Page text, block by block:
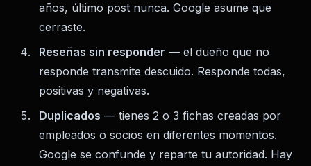
años, último post nunca. Google asume que
cerraste.
Reseñas sin responder — el dueño que no
responde transmite descuido. Responde todas,
positivas y negativas.
Duplicados — tienes 2 o 3 fichas creadas por
empleados o socios en diferentes momentos.
Google se confunde y reparte tu autoridad. Hay